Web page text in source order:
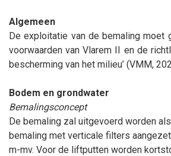
Algemeen
De exploitatie van de bemaling moet
voorwaarden van Vlarem II en de
bescherming van het milieu’ (VMM,
Bodem en grondwater
Bemalingsconcept
De bemaling zal uitgevoerd worden
bemaling met verticale filters
m-mv. Voor de liftputten worden